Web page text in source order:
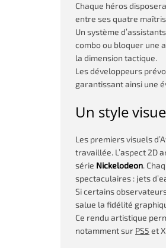
Chaque héros
entre ses quatre
Un système
combo ou bloquer une
la dimension tactique.
Les développeurs
garantissant ainsi une
Un style
Les premiers visuels
travaillée. L’aspect 2D
série Nickelodeon.
spectaculaires : jets
Si certains
salue la fidélité
Ce rendu artistique
notamment sur PS5 et